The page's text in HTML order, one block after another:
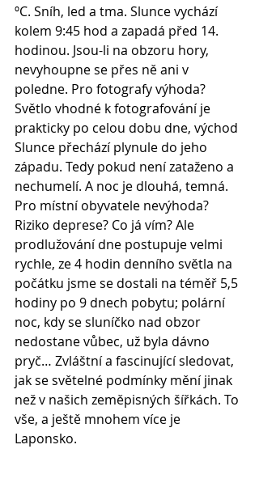
ºC. Sníh, led a tma. Slunce vychází
kolem 9:45 hod a zapadá před 14.
hodinou. Jsou-li na obzoru hory,
nevyhoupne se přes ně ani v
poledne. Pro fotografy výhoda?
Světlo vhodné k fotografování je
prakticky po celou dobu dne, východ
Slunce přechází plynule do jeho
západu. Tedy pokud není zataženo a
nechumelí. A noc je dlouhá, temná.
Pro místní obyvatele nevýhoda?
Riziko deprese? Co já vím? Ale
prodlužování dne postupuje velmi
rychle, ze 4 hodin denního světla na
počátku jsme se dostali na téměř 5,5
hodiny po 9 dnech pobytu; polární
noc, kdy se sluníčko nad obzor
nedostane vůbec, už byla dávno
pryč… Zvláštní a fascinující sledovat,
jak se světelné podmínky mění jinak
než v našich zeměpisných šířkách. To
vše, a ještě mnohem více je
Laponsko.